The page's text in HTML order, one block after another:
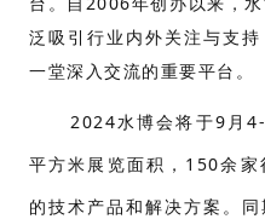
泛吸引行业内外关注与支
一堂深入交流的重要平台。
2024水博会将于9月
平方米展览面积，150余
的技术产品和解决方案。